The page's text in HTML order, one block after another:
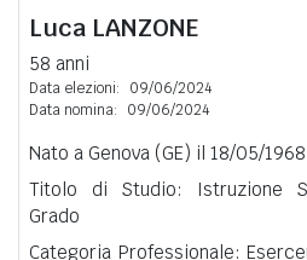
Luca LANZONE
58 anni
Data elezioni:
09/06/2024
Data nomina:
09/06/2024
Nato a Genova (GE) il 18/05/1968
Titolo di Studio: Istruzione
Grado
Categoria Professionale: